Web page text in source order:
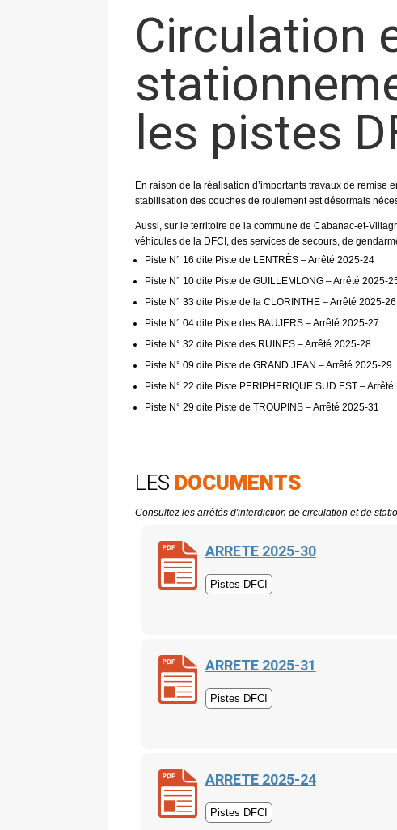
Circulation
les pistes
En raison de la réalisation d’importants travaux de remise
stabilisation des couches de roulement est désormais
Aussi, sur le territoire de la commune de Cabanac-et-
véhicules de la DFCI, des services de secours, de
Piste N° 16 dite Piste de LENTRÈS – Arrêté 2025-24
Piste N° 10 dite Piste de GUILLEMLONG – Arrêté 2025-
Piste N° 33 dite Piste de la CLORINTHE – Arrêté 2025-26
Piste N° 04 dite Piste des BAUJERS – Arrêté 2025-27
Piste N° 32 dite Piste des RUINES – Arrêté 2025-28
Piste N° 09 dite Piste de GRAND JEAN – Arrêté 2025-29
Piste N° 22 dite Piste PERIPHERIQUE SUD EST –
Piste N° 29 dite Piste de TROUPINS – Arrêté 2025-31
LES DOCUMENTS
Consultez les arrêtés d'interdiction de circulation et de
ARRETE 2025-30
Pistes DFCI
ARRETE 2025-31
Pistes DFCI
ARRETE 2025-24
Pistes DFCI